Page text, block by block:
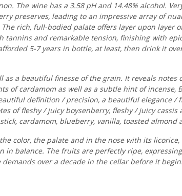
The wine has a 3.58 pH and 14.48% alcohol.
preserves, leading to an impressive array of
rich, full-bodied palate offers layer upon layer
and remarkable tension, finishing with
5-7 years in bottle, at least, then drink it
a beautiful finesse of the grain. It reveals
of cardamom as well as a subtle hint of incense,
definition / precision, a beautiful elegance /
of fleshy / juicy boysenberry, fleshy / juicy
cardamom, blueberry, vanilla, toasted
color, the palate and in the nose with its licorice,
balance. The fruits are perfectly ripe,
over a decade in the cellar before it